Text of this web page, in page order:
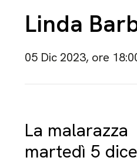
Linda
05 Dic 2023, ore
La malarazza
martedì 5